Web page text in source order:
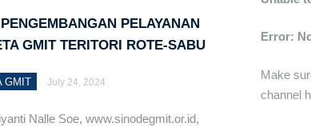
LPKA Klas 1 KupangPELAYANAN
GMIT TERITORI ROTE-SABU
GMIT July 24, 2024
Nalle Soe, www.sinodegmit.or.id,
Error:
Make
channel